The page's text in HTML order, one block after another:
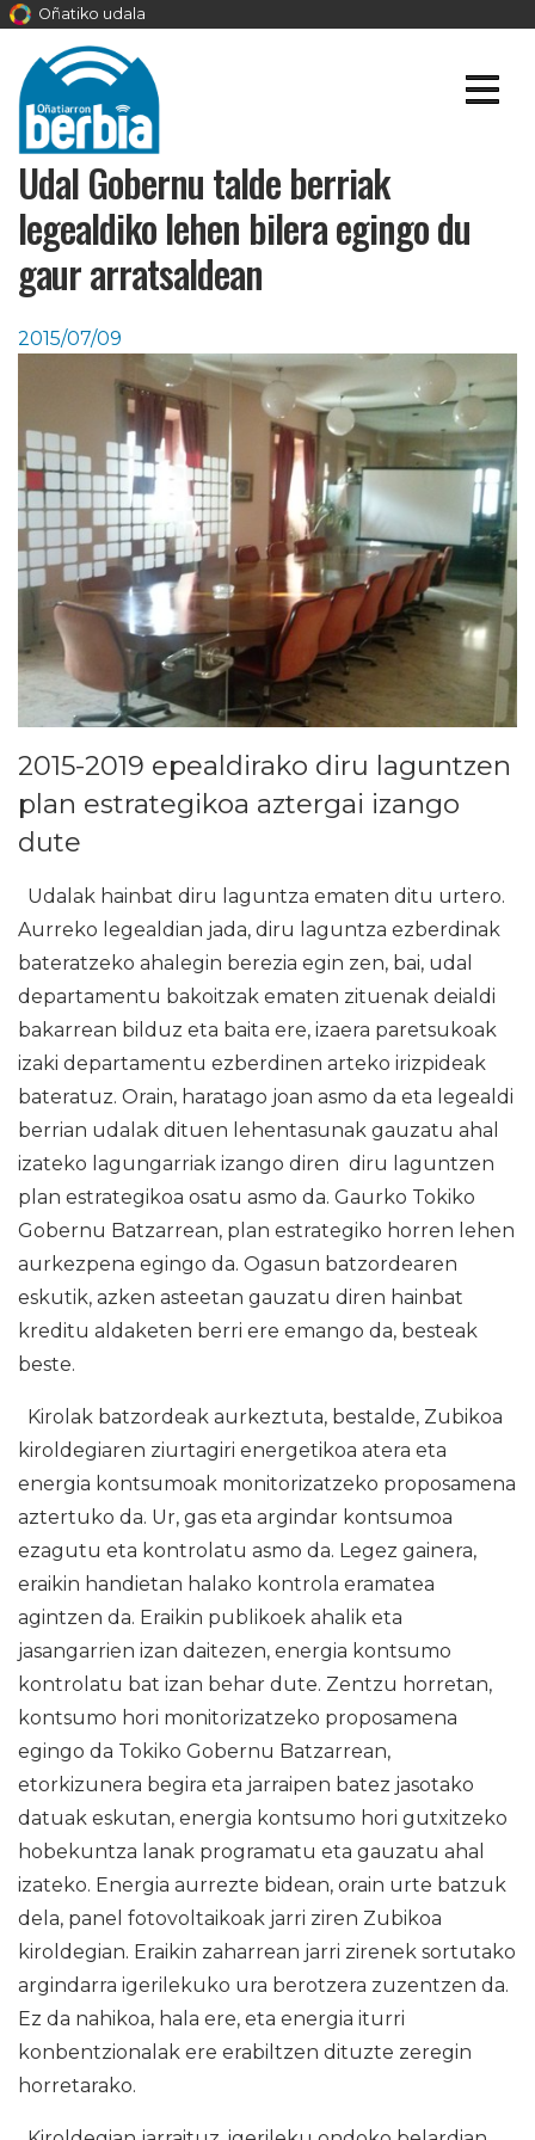
Oñatiko udala
Udal Gobernu talde berriak
legealdiko lehen bilera egingo du
gaur arratsaldean
2015/07/09
2015-2019 epealdirako diru laguntzen
plan estrategikoa aztergai izango
dute
Udalak hainbat diru laguntza ematen ditu urtero.
Aurreko legealdian jada, diru laguntza ezberdinak
bateratzeko ahalegin berezia egin zen, bai, udal
departamentu bakoitzak ematen zituenak deialdi
bakarrean bilduz eta baita ere, izaera paretsukoak
izaki departamentu ezberdinen arteko irizpideak
bateratuz. Orain, haratago joan asmo da eta legealdi
berrian udalak dituen lehentasunak gauzatu ahal
izateko lagungarriak izango diren diru laguntzen
plan estrategikoa osatu asmo da. Gaurko Tokiko
Gobernu Batzarrean, plan estrategiko horren lehen
aurkezpena egingo da. Ogasun batzordearen
eskutik, azken asteetan gauzatu diren hainbat
kreditu aldaketen berri ere emango da, besteak
beste.
Kirolak batzordeak aurkeztuta, bestalde, Zubikoa
kiroldegiaren ziurtagiri energetikoa atera eta
energia kontsumoak monitorizatzeko proposamena
aztertuko da. Ur, gas eta argindar kontsumoa
ezagutu eta kontrolatu asmo da. Legez gainera,
eraikin handietan halako kontrola eramatea
agintzen da. Eraikin publikoek ahalik eta
jasangarrien izan daitezen, energia kontsumo
kontrolatu bat izan behar dute. Zentzu horretan,
kontsumo hori monitorizatzeko proposamena
egingo da Tokiko Gobernu Batzarrean,
etorkizunera begira eta jarraipen batez jasotako
datuak eskutan, energia kontsumo hori gutxitzeko
hobekuntza lanak programatu eta gauzatu ahal
izateko. Energia aurrezte bidean, orain urte batzuk
dela, panel fotovoltaikoak jarri ziren Zubikoa
kiroldegian. Eraikin zaharrean jarri zirenek sortutako
argindarra igerilekuko ura berotzera zuzentzen da.
Ez da nahikoa, hala ere, eta energia iturri
konbentzionalak ere erabiltzen dituzte zeregin
horretarako.